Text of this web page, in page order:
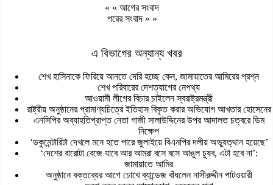
« « আগের সংবাদ
পরের সংবাদ » »
এ বিভাগের অন্যান্য খবর
শেখ হাসিনাকে ফিরিয়ে আনতে দেরি হচ্ছে কেন, জামায়াতের আমিরের প্রশ্ন
শেখ পরিবারের দেশত্যাগের নেপথ্য
আওয়ামী লীগের বিচার চাইলেন স্বরাষ্ট্রমন্ত্রী
রাষ্ট্রীয় অনুষ্ঠানের প্রামাণ্যচিত্রে ইতিহাস বিকৃত করার অভিযোগ আখতার হোসেনের
এনসিপির অব্যাহতিপ্রাপ্ত নেতা গাজী সালাউদ্দিনের উপর আদালত চত্বরে ডিম
নিক্ষেপ
‘ডকুমেন্টারিটা দেখলে মনে হতে পারে জুলাইয়ে বিএনপির দলীয় অভ্যুত্থান হয়েছে’
‘দেশের বারোটা বেজে যাবে আর আমরা বসে বসে আঙুল চুষব, এটা হবে না’:
জামায়াতে আমির
অনুষ্ঠানে বক্তব্যের আগে চোখে ব্যান্ডেজ বাঁধলেন নাসীরুদ্দীন পাটওয়ারী